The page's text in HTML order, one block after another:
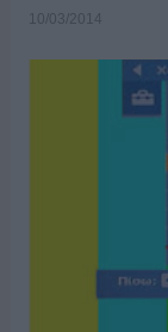
10/03/2014